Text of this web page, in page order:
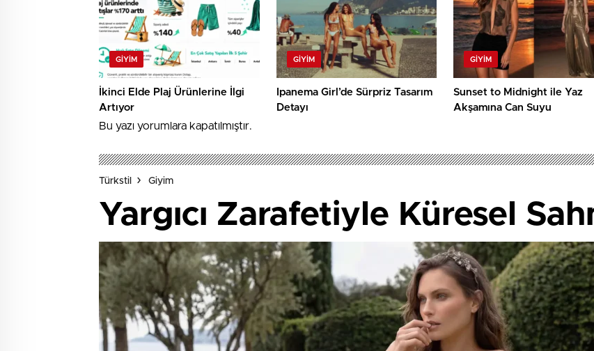
GIYIM
İkinci Elde Plaj Ürünlerine İlgi
Artıyor
GIYIM
Ipanema Girl’de Sürpriz Tasarım
Detayı
GIYIM
Sunset to Midnight ile Yaz
Akşamına Can Suyu
Bu yazı yorumlara kapatılmıştır.
Türkstil Giyim
Yargıcı Zarafetiyle Küresel